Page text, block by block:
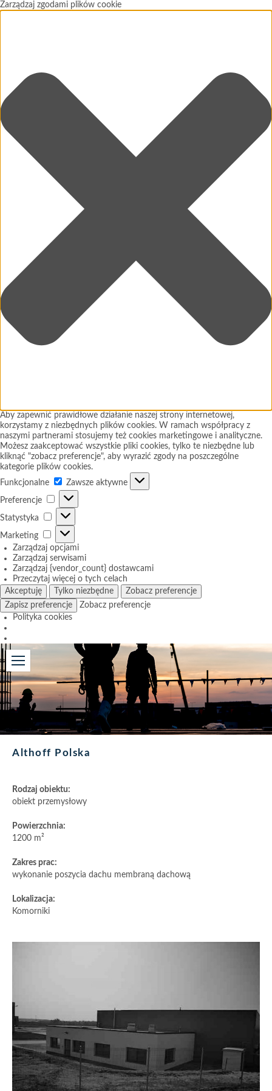
Zarządzaj zgodami plików cookie
Aby zapewnić prawidłowe działanie naszej strony internetowej,
korzystamy z niezbędnych plików cookies. W ramach współpracy z
naszymi partnerami stosujemy też cookies marketingowe i analityczne.
Możesz zaakceptować wszystkie pliki cookies, tylko te niezbędne lub
kliknąć "zobacz preferencje", aby wyrazić zgody na poszczególne
kategorie plików cookies.
Funkcjonalne
Zawsze aktywne
Preferencje
Preferencje
Statystyka
Statystyka
Marketing
Marketing
Zarządzaj opcjami
Zarządzaj serwisami
Zarządzaj {vendor_count} dostawcami
Przeczytaj więcej o tych celach
Akceptuję
Tylko niezbędne
Zobacz preferencje
Zapisz preferencje
Zobacz preferencje
Polityka cookies
Althoff Polska
Rodzaj obiektu:
obiekt przemysłowy
Powierzchnia:
1200 m²
Zakres prac:
wykonanie poszycia dachu membraną dachową
Lokalizacja:
Komorniki